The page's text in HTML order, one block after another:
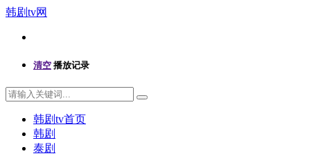
韩剧tv网
清空 播放记录
韩剧tv首页
韩剧
泰剧